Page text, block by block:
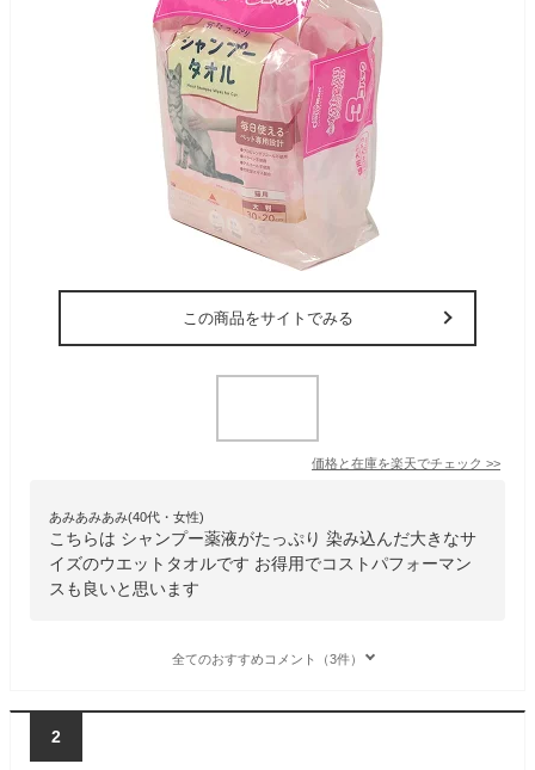
この商品をサイトでみる
価格と在庫を楽天でチェック >>
あみあみあみ(40代・女性)
こちらは シャンプー薬液がたっぷり 染み込んだ大きなサ
イズのウエットタオルです お得用でコストパフォーマン
スも良いと思います
全てのおすすめコメント（3件）
2